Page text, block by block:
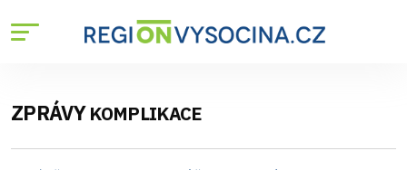
ZPRÁVYKOMPLIKACE